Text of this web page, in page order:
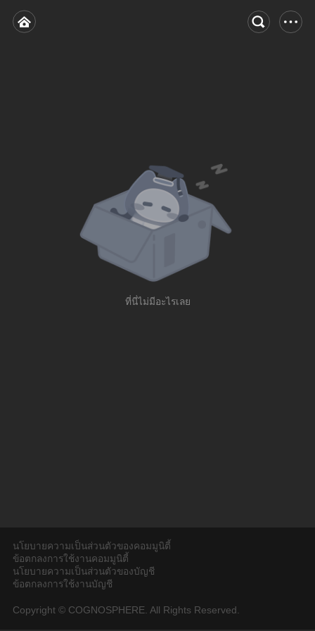
ที่นี่ไม่มีอะไรเลย
นโยบายความเป็นส่วนตัวของคอมมูนิตี้
ข้อตกลงการใช้งานคอมมูนิตี้
นโยบายความเป็นส่วนตัวของบัญชี
ข้อตกลงการใช้งานบัญชี
Copyright © COGNOSPHERE. All Rights Reserved.